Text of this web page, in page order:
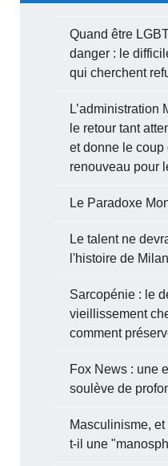
Quand être
danger : le
qui cherchent
L’administration
le retour tant
et donne le coup
renouveau pour
Le Paradoxe
Le talent ne
l'histoire de
Sarcopénie : le
vieillissement
comment
Fox News : une
soulève de
Masculinisme,
t-il une